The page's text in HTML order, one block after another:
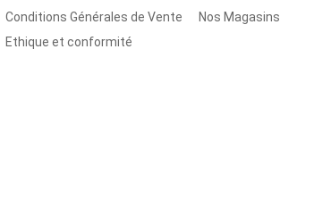
Conditions Générales de Vente
Ethique et conformité
Nos Magasins